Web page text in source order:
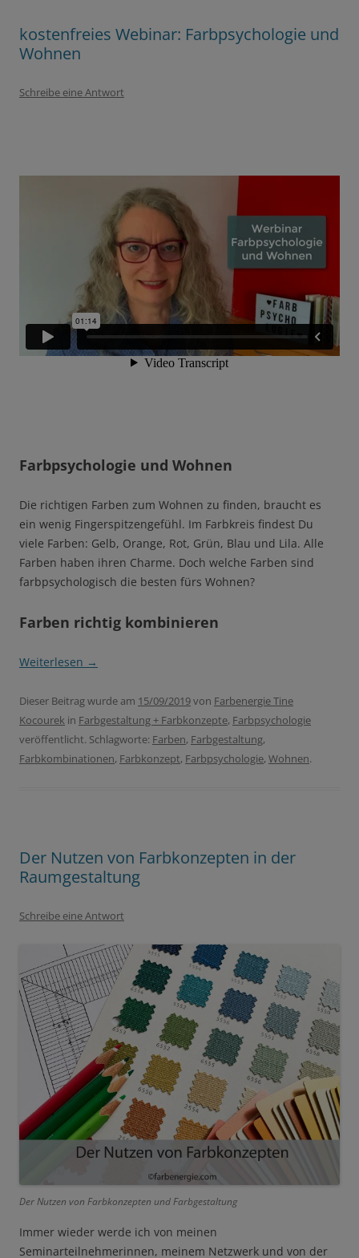
kostenfreies Webinar: Farbpsychologie und
Wohnen
Schreibe eine Antwort
Farbpsychologie und Wohnen
Die richtigen Farben zum Wohnen zu finden, braucht es
ein wenig Fingerspitzengefühl. Im Farbkreis findest Du
viele Farben: Gelb, Orange, Rot, Grün, Blau und Lila. Alle
Farben haben ihren Charme. Doch welche Farben sind
farbpsychologisch die besten fürs Wohnen?
Farben richtig kombinieren
Weiterlesen →
Dieser Beitrag wurde am 15/09/2019von Farbenergie Tine
Kocourek in Farbgestaltung + Farbkonzepte, Farbpsychologie
veröffentlicht. Schlagworte: Farben, Farbgestaltung,
Farbkombinationen, Farbkonzept, Farbpsychologie, Wohnen.
Der Nutzen von Farbkonzepten in der
Raumgestaltung
Schreibe eine Antwort
Der Nutzen von Farbkonzepten und Farbgestaltung
Immer wieder werde ich von meinen
Seminarteilnehmerinnen, meinem Netzwerk und von der